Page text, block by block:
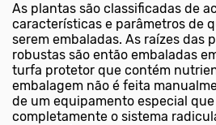
As plantas são classificadas de
características e parâmetros de
serem embaladas. As raízes das
robustas são então embaladas
turfa protetor que contém
embalagem não é feita
de um equipamento especial
completamente o sistema